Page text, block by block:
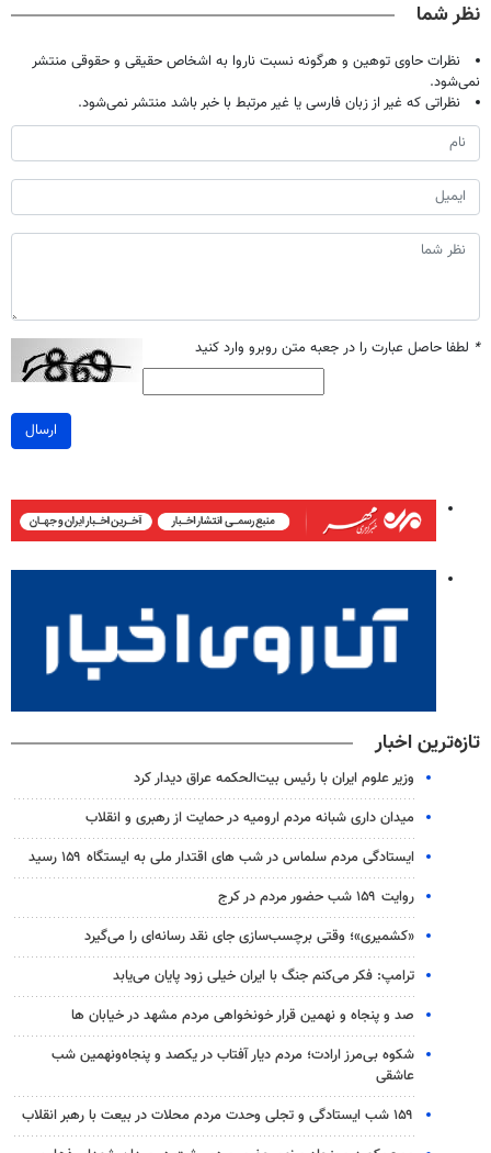
نظر شما
نظرات حاوی توهین و هرگونه نسبت ناروا به اشخاص حقیقی و حقوقی منتشر
نمی‌شود.
نظراتی که غیر از زبان فارسی یا غیر مرتبط با خبر باشد منتشر نمی‌شود.
* لطفا حاصل عبارت را در جعبه متن روبرو وارد کنید
ارسال
تازه‌ترین اخبار
وزیر علوم ایران با رئیس بیت‌الحکمه عراق دیدار کرد
میدان داری شبانه مردم ارومیه در حمایت از رهبری و انقلاب
ایستادگی مردم سلماس در شب های اقتدار ملی به ایستگاه ۱۵۹ رسید
روایت ۱۵۹ شب حضور مردم در کرج
«کشمیری»؛ وقتی برچسب‌سازی جای نقد رسانه‌ای را می‌گیرد
ترامپ: فکر می‌کنم جنگ با ایران خیلی زود پایان می‌یابد
صد و پنجاه و نهمین قرار خونخواهی مردم مشهد در خیابان ها
شکوه بی‌مرز ارادت؛ مردم دیار آفتاب در یکصد و پنجاه‌ونهمین شب
عاشقی
۱۵۹ شب ایستادگی و تجلی وحدت مردم محلات در بیعت با رهبر انقلاب